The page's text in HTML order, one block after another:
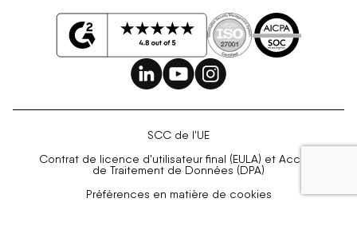
SCC de l'UE
Contrat de licence d'utilisateur final (EULA) et Accord
de Traitement de Données (DPA)
Préférences en matière de cookies